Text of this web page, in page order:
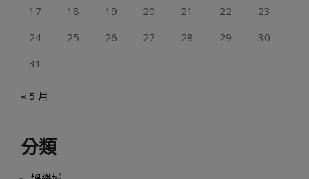
17
18 19 20 21 22
23
24
25 26 27 28 29
30
31
« 5 月
分類